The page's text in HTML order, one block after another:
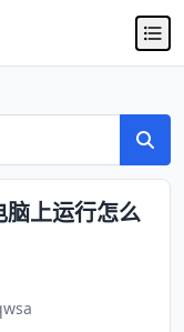
脑上运行怎么